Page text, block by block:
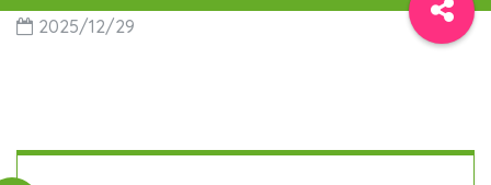
2025/12/29